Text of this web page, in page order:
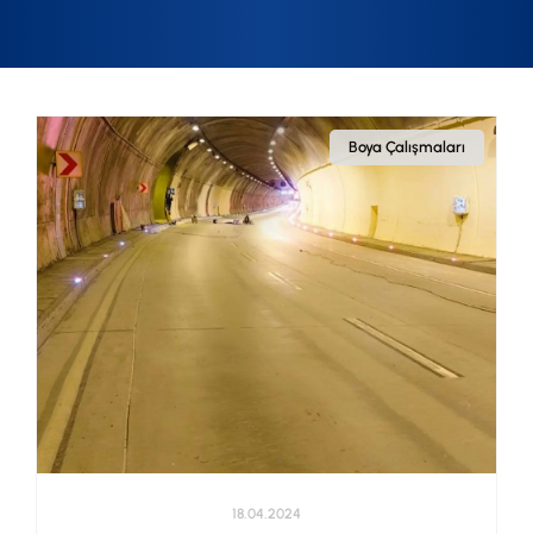
SSS
İletişim
Boya Çalışmaları
18.04.2024